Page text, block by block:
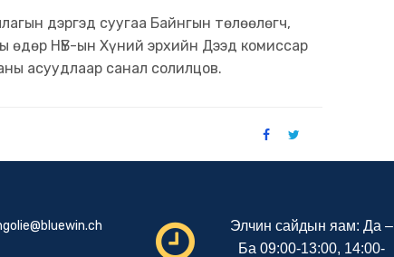
дэргэд суугаа Байнгын төлөөлөгч,
өдөр НҮБ-ын Хүний эрхийн Дээд комиссар
асуудлаар санал солилцов.
Элчин сайдын яам: Да –
Ба 09:00-13:00, 14:00-